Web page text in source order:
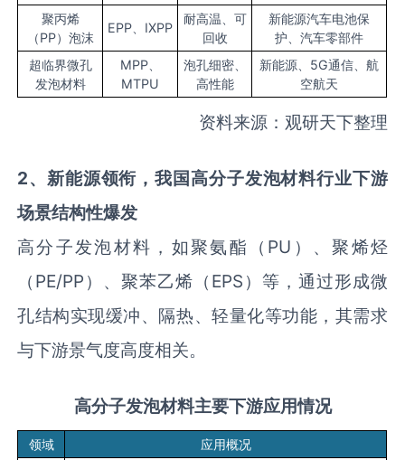
聚丙烯
（PP）泡沫
EPP、IXPP
耐高温、可
回收
新能源汽车电池保
护、汽车零部件
超临界微孔
发泡材料
MPP、
MTPU
泡孔细密、
高性能
新能源、5G通信、航
空航天
资料来源：观研天下整理
2、 新能源领衔，我国高分子发泡材料行业下游
场景结构性爆发
高分子发泡材料，如聚氨酯（PU）、聚烯烃
（PE/PP）、聚苯乙烯（EPS）等，通过形成微
孔结构实现缓冲、隔热、轻量化等功能，其需求
与下游景气度高度相关。
高分子发泡材料主要下游应用情况
领域
应用概况